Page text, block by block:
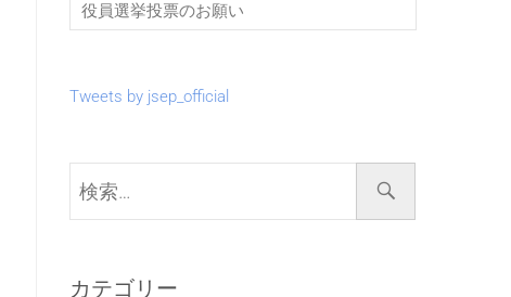
役員選挙投票のお願い
Tweets by jsep_official
索…
カテゴリー